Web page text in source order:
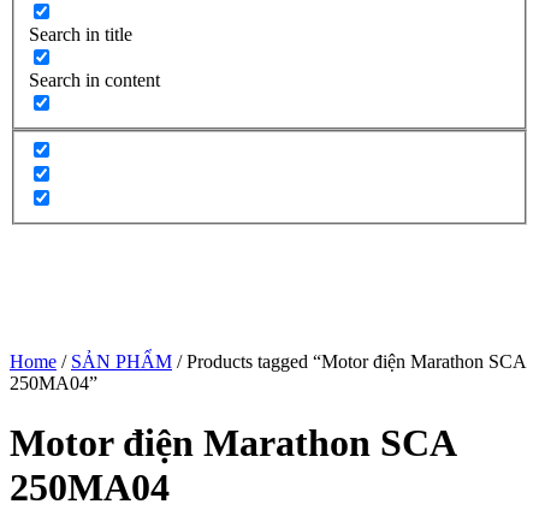
Search in title
Search in content
Home / SẢN PHẨM / Products tagged “Motor điện Marathon SCA
250MA04”
Motor điện Marathon SCA
250MA04